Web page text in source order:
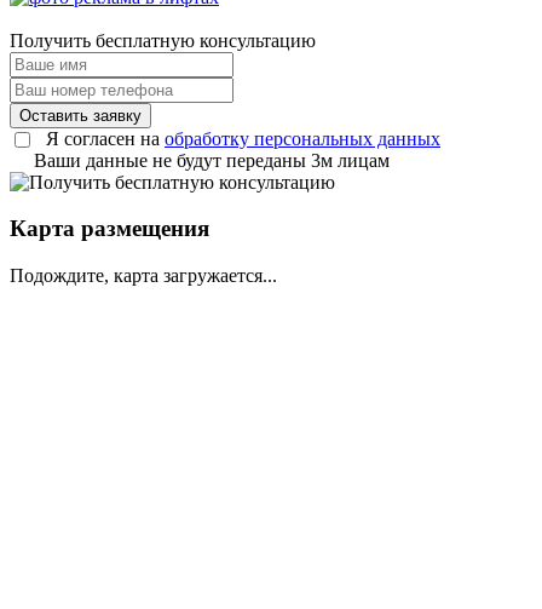
Получить бесплатную консультацию
Оставить заявку
Я согласен на обработку персональных данных
Ваши данные не будут переданы 3м лицам
Карта размещения
Подождите, карта загружается...